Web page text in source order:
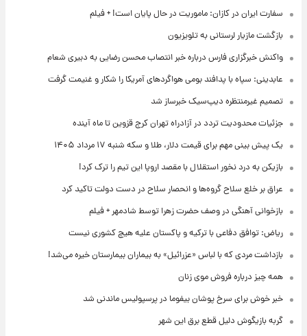
سفارت ایران در کازان: ماموریت در حال پایان است! + فیلم
بازگشت مازیار لرستانی به تلویزیون
واکنش خبرگزاری فارس درباره خبر انتصاب محسن رضایی به دبیری شعام
عابدینی: سپاه با پدافند بومی هواگردهای آمریکا را شکار و غنیمت گرفت
تصمیم غیرمنتظره دیپ‌سیک خبرساز شد
جزئیات محدودیت تردد در آزادراه تهران کرج قزوین تا ماه آینده
یک پیش ‌بینی مهم برای قیمت دلار، طلا و سکه شنبه ۱۷ مرداد ۱۴۰۵
بازیکن به درد نخور استقلال با مقصد اروپا این تیم را ترک کرد!
عراق بر خلع سلاح گروه‌ها و انحصار سلاح در دست دولت تاکید کرد
بازخوانی آهنگی در وصف حضرت زهرا توسط شادمهر + فیلم
ریاض: توافق دفاعی با ترکیه و پاکستان علیه هیچ کشوری نیست
بازداشت مردی که با لباس «عزرائیل» به بیماران بیمارستان خیره می‌شد!
همه چیز درباره فروش موی زنان
خبر خوش برای سرخ پوشان بیفوما در پرسپولیس ماندنی شد
گربه بازیگوش دلیل قطع برق این شهر